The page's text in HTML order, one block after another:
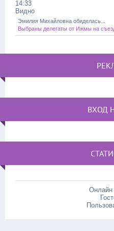
14:33
Видно
Эмилия Михайловна обиделась...
Выбраны делегаты от Ижмы на
ВХОД
Онлайн